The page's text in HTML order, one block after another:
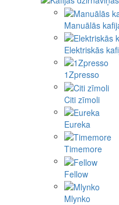
Manuālās
Elektriskās
1Zpresso
Citi zīmoli
Eureka
Timemore
Fellow
Mlynko